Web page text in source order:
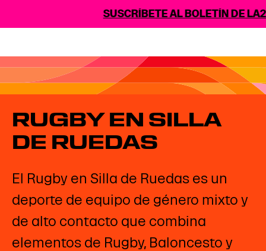
SUSCRÍBETE AL BOLETÍN DE LA28
RUGBY EN SILLA
DE RUEDAS
El Rugby en Silla de Ruedas es un
deporte de equipo de género mixto y
de alto contacto que combina
elementos de Rugby, Baloncesto y